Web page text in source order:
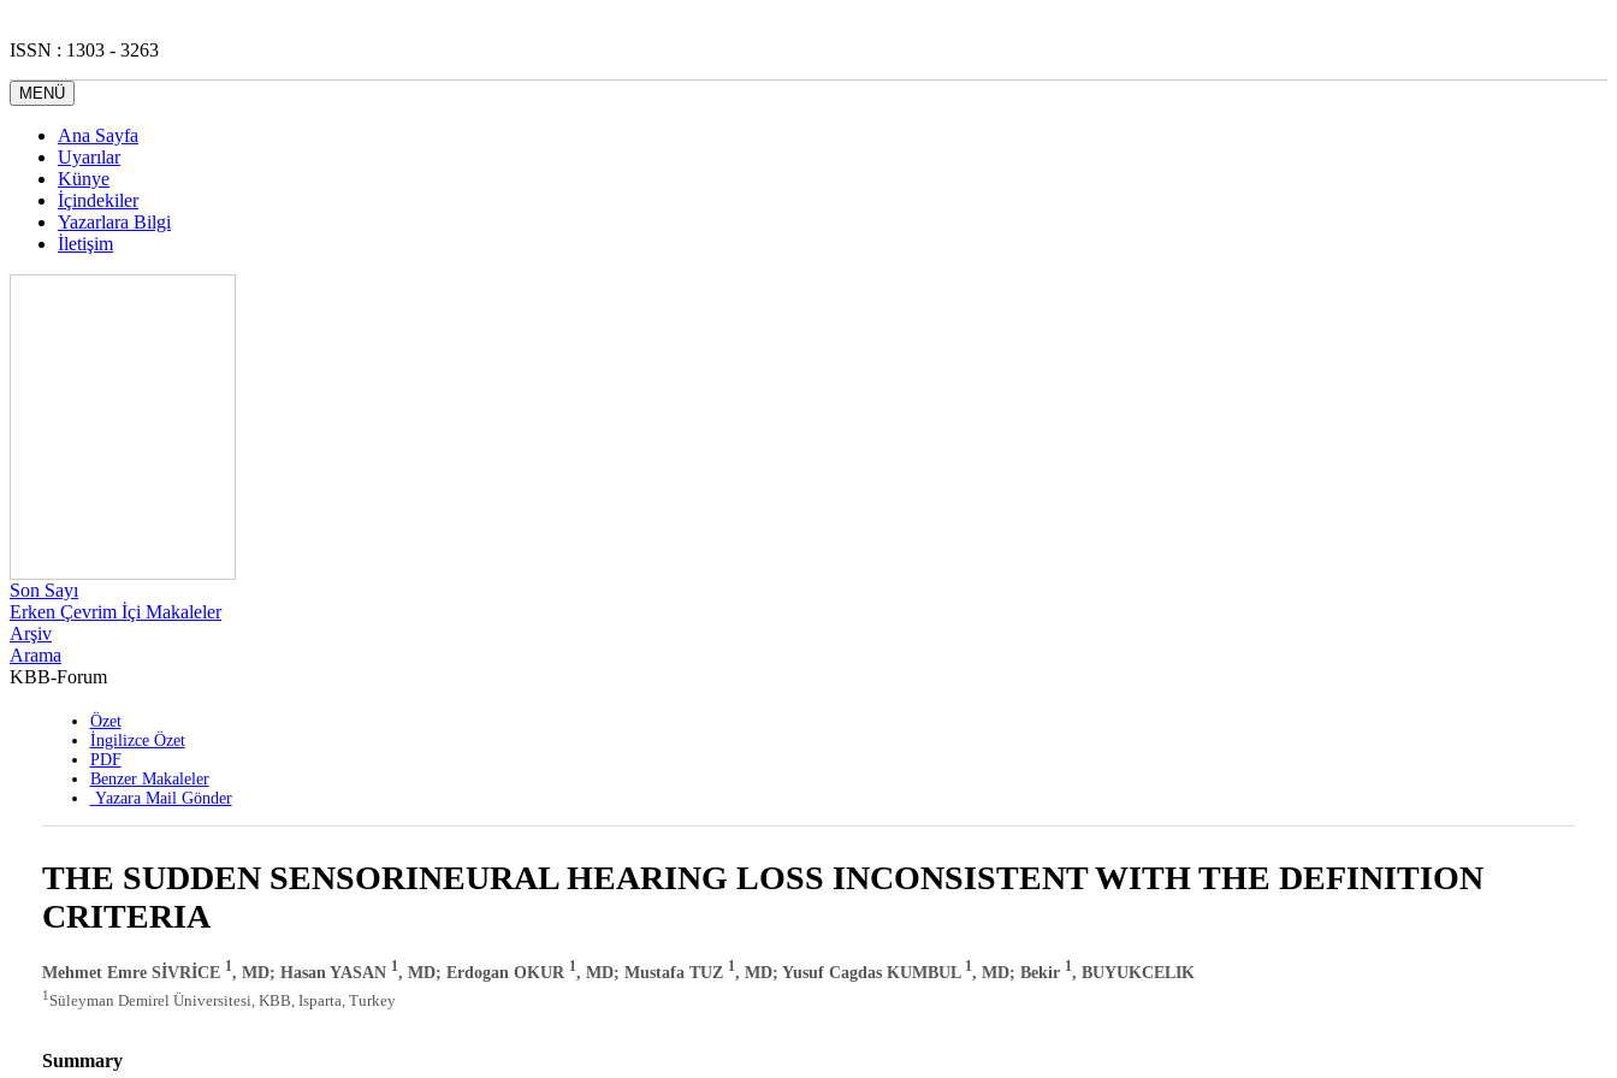
ISSN : 1303 - 3263
MENÜ
Ana Sayfa
Uyarılar
Künye
İçindekiler
Yazarlara Bilgi
İletişim
Son Sayı
Erken Çevrim İçi Makaleler
Arşiv
Arama
KBB-Forum
Özet
İngilizce Özet
PDF
Benzer Makaleler
Yazara Mail Gönder
THE SUDDEN SENSORINEURAL HEARING LOSS INCONSISTENT WITH THE DEFINITION
CRITERIA
Mehmet Emre SİVRİCE 1, MD; Hasan YASAN 1, MD; Erdogan OKUR 1, MD; Mustafa TUZ 1, MD; Yusuf Cagdas KUMBUL 1, MD; Bekir 1, BUYUKCELIK
1 Süleyman Demirel Üniversitesi, KBB, Isparta, Turkey
Summary